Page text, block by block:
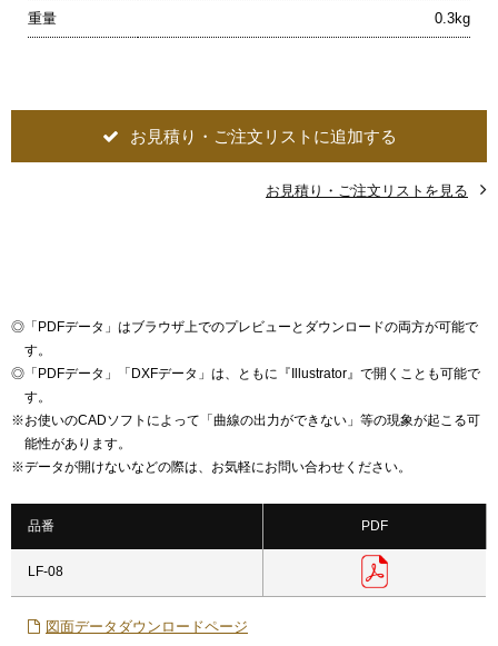
重量 0.3kg
お見積り・ご注文リストに追加する
お見積り・ご注文リストを見る
◎ 「PDFデータ」はブラウザ上でのプレビューとダウンロードの両方が可能で
す。
◎ 「PDFデータ」「DXFデータ」は、ともに『Illustrator』で開くことも可能で
す。
※お使いのCADソフトによって「曲線の出力ができない」等の現象が起こる可
能性があります。
※データが開けないなどの際は、お気軽にお問い合わせください。
品番 PDF
LF-08
図面データダウンロードページ